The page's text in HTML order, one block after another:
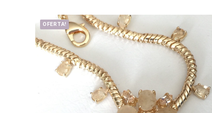
OFERTA!